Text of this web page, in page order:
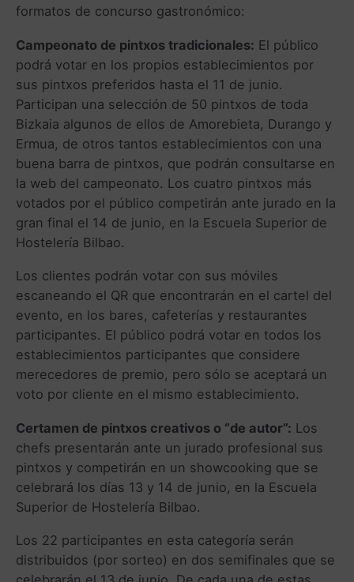
formatos de concurso gastronómico:
Campeonato de pintxos tradicionales: El público
podrá votar en los propios establecimientos por
sus pintxos preferidos hasta el 11 de junio.
Participan una selección de 50 pintxos de toda
Bizkaia algunos de ellos de Amorebieta, Durango y
Ermua, de otros tantos establecimientos con una
buena barra de pintxos, que podrán consultarse en
la web del campeonato. Los cuatro pintxos más
votados por el público competirán ante jurado en la
gran final el 14 de junio, en la Escuela Superior de
Hostelería Bilbao.
Los clientes podrán votar con sus móviles
escaneando el QR que encontrarán en el cartel del
evento, en los bares, cafeterías y restaurantes
participantes. El público podrá votar en todos los
establecimientos participantes que considere
merecedores de premio, pero sólo se aceptará un
voto por cliente en el mismo establecimiento.
Certamen de pintxos creativos o “de autor”: Los
chefs presentarán ante un jurado profesional sus
pintxos y competirán en un showcooking que se
celebrará los días 13 y 14 de junio, en la Escuela
Superior de Hostelería Bilbao.
Los 22 participantes en esta categoría serán
distribuidos (por sorteo) en dos semifinales que se